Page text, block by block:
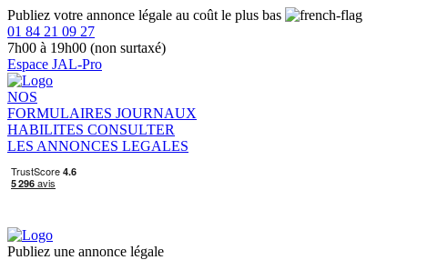
Publiez votre annonce légale au coût le plus bas
01 84 21 09 27
7h00 à 19h00 (non surtaxé)
Espace JAL-Pro
NOS
FORMULAIRES JOURNAUX
HABILITES CONSULTER
LES ANNONCES LEGALES
Publiez une annonce légale